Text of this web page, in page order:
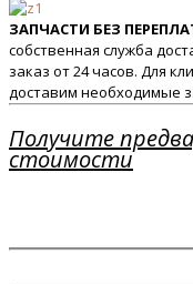
ЗАПЧАСТИ БЕЗ
собственная служба
заказ от 24 часов. Для
доставим необходимые
Получите
стоимости